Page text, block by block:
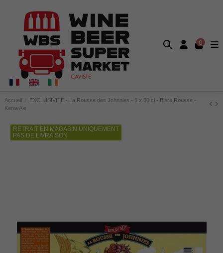
0
Accueil
EXCLUSIVITE - La Rousse des Johnnies - 6 x 50 cl - Bière Rousse -
KeravAle
RETRAIT EN MAGASIN UNIQUEMENT
PAS DE LIVRAISON